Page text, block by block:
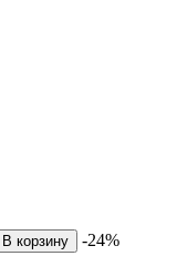
В корзину
-24%